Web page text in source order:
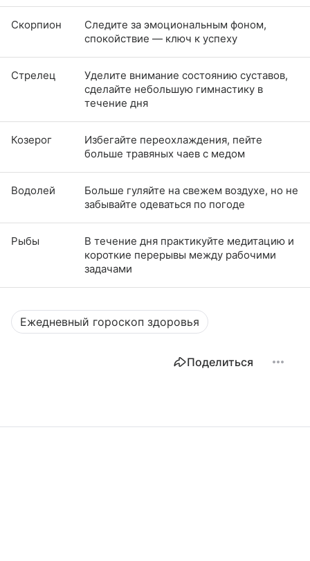
Скорпион
Следите за эмоциональным фоном,
спокойствие — ключ к успеху
Стрелец
Уделите внимание состоянию суставов,
сделайте небольшую гимнастику в
течение дня
Козерог
Избегайте переохлаждения, пейте
больше травяных чаев с медом
Водолей
Больше гуляйте на свежем воздухе, но не
забывайте одеваться по погоде
Рыбы
В течение дня практикуйте медитацию и
короткие перерывы между рабочими
задачами
Ежедневный гороскоп здоровья
Поделиться